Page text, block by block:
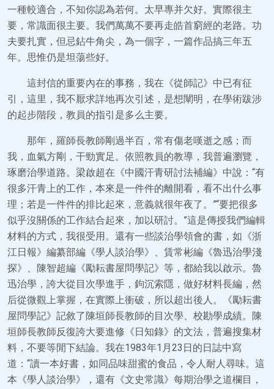
一種較適合，不知你認為若何。太早專并欠好。實際很主
要，常識面很主要。我們萬萬不要再走皓首窮經的老路。功
夫要扎實，但忌鉆牛角尖，為一個字，一篇作品搞三年五
年。思惟仍是坦蕩些好。
這封信的重要內在的事務，我在《從師記》中已有征
引，這里，我不厭求詳地再次引述，是想闡明，在學術跋涉
的起步階段，教員的指引是多么主要。
那年，羅師長教師剛過半百，常有傷老嘆逝之感；而
我，血氣方剛，干勁實足。依照教員的教導，我普遍瀏覽，
琢磨治學道路。梁啟超在《中國汗青研討法補編》中說：“有
很多汗青上的工作，本來是一件件的離開看，看不出什么事
理；若是一件件的排比起來，意義就很年夜了。”“要把很多
似乎沒關係的工作結合起來，加以研討。”這是傳授我們編輯
材料的方式，我很受用。還有一些談治學領會的書，如《浙
江日報》編纂部編《學人談治學》、賃常彬編《魯迅治學淺
探》、陳智超編《勵耘書屋問學記》等，都給我以啟示。魯
迅治學，誇大從目次學進手，鉤沉索隱，做好材料長編，然
后從微觀上掌握，在實際上衝破，所以超出後人。《勵耘書
屋問學記》記敘了陳垣師長教師的目次學、校勘學成績。陳
垣師長教師反復誇大要進修《日知錄》的文法，普遍搜集材
料，不要等閒下結論。我在1983年1月23日的日誌中寫
道：“讀一本好書，如同品味甜蜜的食品，令人耐人尋味。這
本《學人談治學》，還有《文史常識》每期治學之道欄目，